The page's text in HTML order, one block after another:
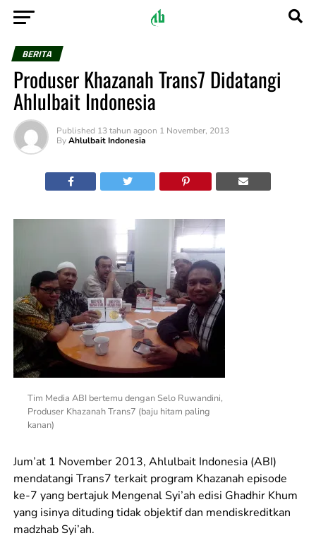
BERITA
Produser Khazanah Trans7 Didatangi
Ahlulbait Indonesia
Published 13 tahun agoon 1 November, 2013
By Ahlulbait Indonesia
Tim Media ABI bertemu dengan Selo Ruwandini,
Produser Khazanah Trans7 (baju hitam paling
kanan)
Jum’at 1 November 2013, Ahlulbait Indonesia (ABI)
mendatangi Trans7 terkait program Khazanah episode
ke-7 yang bertajuk Mengenal Syi’ah edisi Ghadhir Khum
yang isinya dituding tidak objektif dan mendiskreditkan
madzhab Syi’ah.